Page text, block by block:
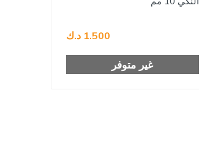
1.500 د.ك
غير متوفر